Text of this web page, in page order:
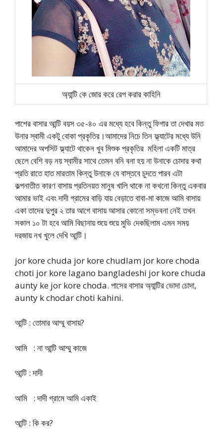
অ্যান্টি কে জোর করে রেপ করার কাহিনি
পাশের বাসার আন্টি বয়স ৩৫-৪০ এর মধ্যে হবে কিন্তু ফিগার তা দেখার মত
উনার স্বামী একটু বোকা প্রকৃতির।আমাদের নিচে তিন ফ্ল্যাটের মধ্যে উনি
আমাদের অপসিট ফ্ল্যাটে থাকেন খুব মিশুক প্রকৃতির মহিলা একটি মাত্র
ছেলে বেশি বড় নয় স্বামীর সাথে তেমন বনি বনা হয় না উনাকে চোদার কথা
প্রতি রাতে হাত মারতাম কিন্তু উনাকে যে বাস্তবে চুদতে পারব এটা
কল্পনাতীত কারণ বাসায় প্রতিনয়ত মানুষ খালি থাকে না কখনো কিন্তু একবার
আমার ভাই এবং দাদী গ্রামের বাড়ি যায় বেড়াতে বাবা-মা কাজে আমি বাসায়
একা তাদের দুপুর ২ তার আগে বাসায় আসার কোনো সম্ভবনা নেই তখন
সকাল ১০ টা হবে আমি বিছানায় শুয়ে শুয়ে মুভি দেকছিলাম এমন সময়
দরজায় নখ খুলে দেখি আন্টি।
jor kore chuda jor kore chudlam jor kore choda
choti jor kore lagano bangladeshi jor kore chuda
aunty ke jor kore choda. পাসের বাসার অ্যান্টির ভোদা চোদা,
aunty k chodar choti kahini.
আন্টি : তোমার আম্মু বাসায়?
আমি : না আন্টি আম্মু কাজে
আন্টি : দাদী
আমি : দাদী গ্রামে আমি একাই
আন্টি : কি কর?